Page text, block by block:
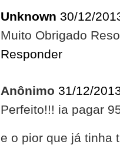
Unknown 30/12/
Muito Obrigado
Responder
Anônimo 31/12/
Perfeito!!! ia pagar
e o pior que já tinha